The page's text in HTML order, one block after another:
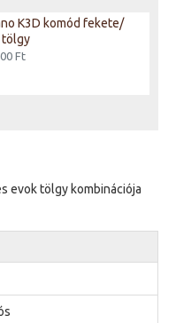
K3D komód fekete/
tölgy
Ft
evok tölgy kombinációja